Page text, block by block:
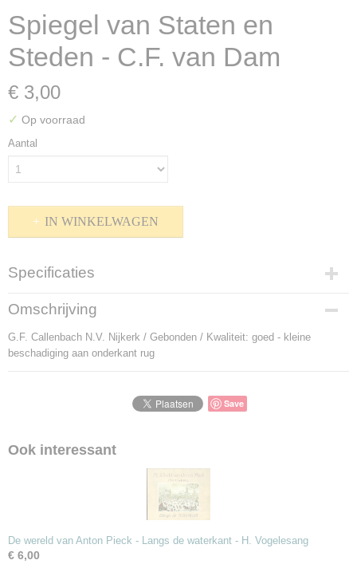
Spiegel van Staten en
Steden - C.F. van Dam
€ 3,00
✓ Op voorraad
Aantal
IN WINKELWAGEN
Specificaties
Productcode
P-912401
Bruto gewicht
728,00 g
Omschrijving
G.F. Callenbach N.V. Nijkerk / Gebonden / Kwaliteit: goed - kleine
beschadiging aan onderkant rug
Save
Ook interessant
De wereld van Anton Pieck - Langs de waterkant - H. Vogelesang
€ 6,00